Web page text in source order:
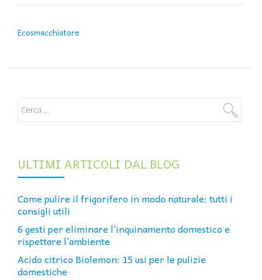
Ecosmacchiatore
ULTIMI ARTICOLI DAL BLOG
Come pulire il frigorifero in modo naturale: tutti i
consigli utili
6 gesti per eliminare l’inquinamento domestico e
rispettare l’ambiente
Acido citrico Biolemon: 15 usi per le pulizie
domestiche